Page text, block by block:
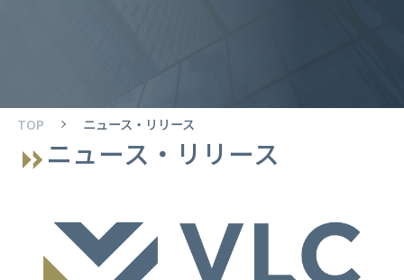
TOP ニュース・リリース
ニュース・リリース